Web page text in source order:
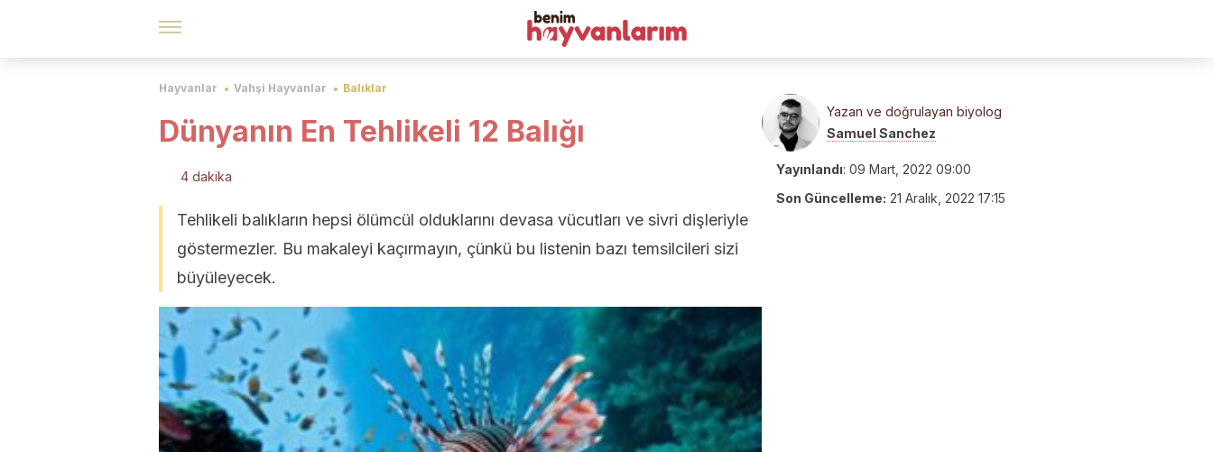
Hayvanlar Vahşi Hayvanlar Balıklar
Dünyanın En Tehlikeli 12 Balığı
4 dakika
Tehlikeli balıkların hepsi ölümcül olduklarını devasa vücutları ve sivri dişleriyle
göstermezler. Bu makaleyi kaçırmayın, çünkü bu listenin bazı temsilcileri sizi
büyüleyecek.
Yazan ve doğrulayan biyolog
Samuel Sanchez
Yayınlandı: 09 Mart, 2022 09:00
Son Güncelleme: 21 Aralık, 2022 17:15